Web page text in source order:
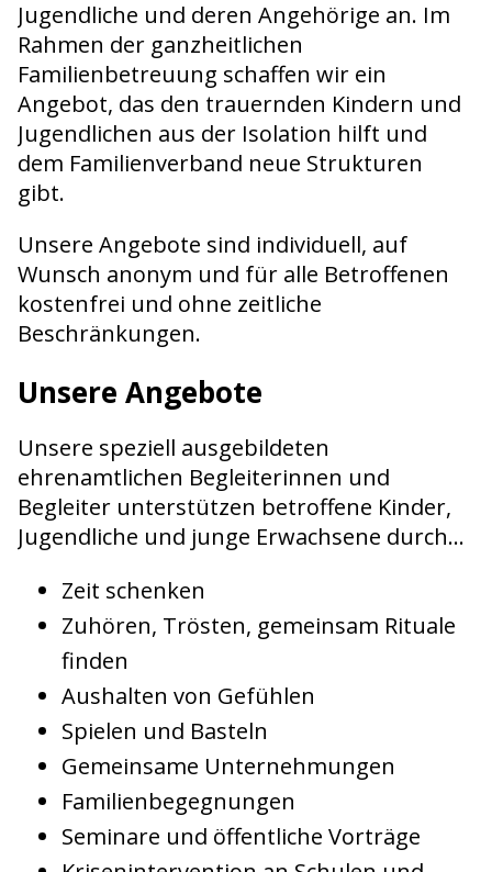
Jugendliche und deren Angehörige an. Im
Rahmen der ganzheitlichen
Familienbetreuung schaffen wir ein
Angebot, das den trauernden Kindern und
Jugendlichen aus der Isolation hilft und
dem Familienverband neue Strukturen
gibt.
Unsere Angebote sind individuell, auf
Wunsch anonym und für alle Betroffenen
kostenfrei und ohne zeitliche
Beschränkungen.
Unsere Angebote
Unsere speziell ausgebildeten
ehrenamtlichen Begleiterinnen und
Begleiter unterstützen betroffene Kinder,
Jugendliche und junge Erwachsene durch...
Zeit schenken
Zuhören, Trösten, gemeinsam Rituale
finden
Aushalten von Gefühlen
Spielen und Basteln
Gemeinsame Unternehmungen
Familienbegegnungen
Seminare und öffentliche Vorträge